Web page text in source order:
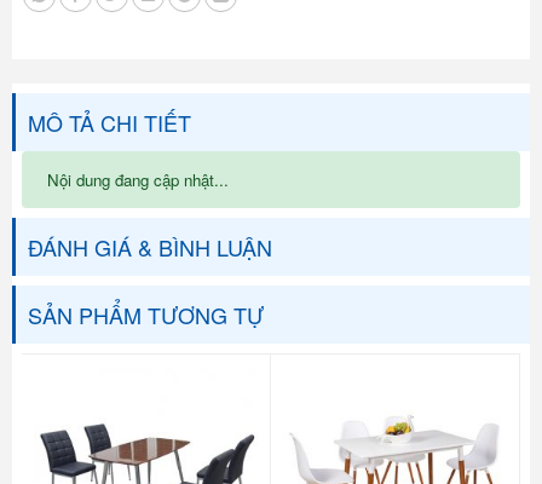
MÔ TẢ CHI TIẾT
Nội dung đang cập nhật...
ĐÁNH GIÁ & BÌNH LUẬN
SẢN PHẨM TƯƠNG TỰ